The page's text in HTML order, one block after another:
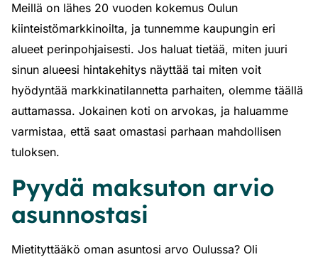
Meillä on lähes 20 vuoden kokemus Oulun
kiinteistömarkkinoilta, ja tunnemme kaupungin eri
alueet perinpohjaisesti. Jos haluat tietää, miten juuri
sinun alueesi hintakehitys näyttää tai miten voit
hyödyntää markkinatilannetta parhaiten, olemme täällä
auttamassa. Jokainen koti on arvokas, ja haluamme
varmistaa, että saat omastasi parhaan mahdollisen
tuloksen.
Pyydä maksuton arvio
asunnostasi
Mietityttääkö oman asuntosi arvo Oulussa? Oli